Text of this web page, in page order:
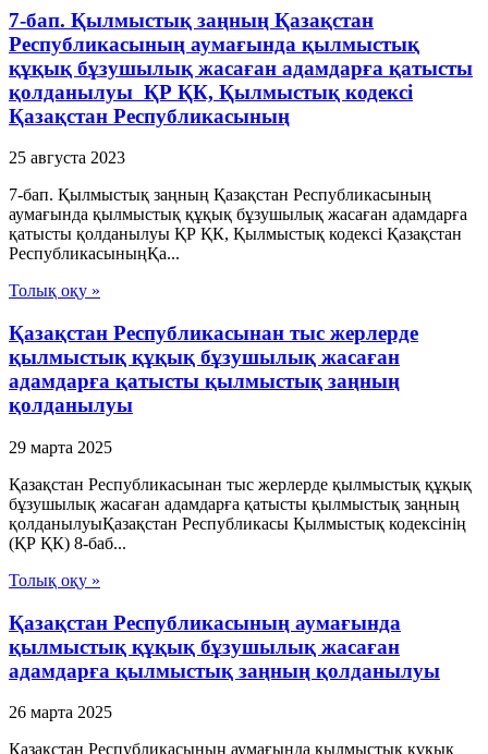
7-бап. Қылмыстық заңның Қазақстан
Республикасының аумағында қылмыстық
құқық бұзушылық жасаған адамдарға қатысты
қолданылуы ҚР ҚК, Қылмыстық кодексi
Қазақстан Республикасының
25 августа 2023
7-бап. Қылмыстық заңның Қазақстан Республикасының
аумағында қылмыстық құқық бұзушылық жасаған адамдарға
қатысты қолданылуы ҚР ҚК, Қылмыстық кодексi Қазақстан
РеспубликасыныңҚа...
Толық оқу »
Қазақстан Республикасынан тыс жерлерде
қылмыстық құқық бұзушылық жасаған
адамдарға қатысты қылмыстық заңның
қолданылуы
29 марта 2025
Қазақстан Республикасынан тыс жерлерде қылмыстық құқық
бұзушылық жасаған адамдарға қатысты қылмыстық заңның
қолданылуыҚазақстан Республикасы Қылмыстық кодексінің
(ҚР ҚК) 8-баб...
Толық оқу »
Қазақстан Республикасының аумағында
қылмыстық құқық бұзушылық жасаған
адамдарға қылмыстық заңның қолданылуы
26 марта 2025
Қазақстан Республикасының аумағында қылмыстық құқық